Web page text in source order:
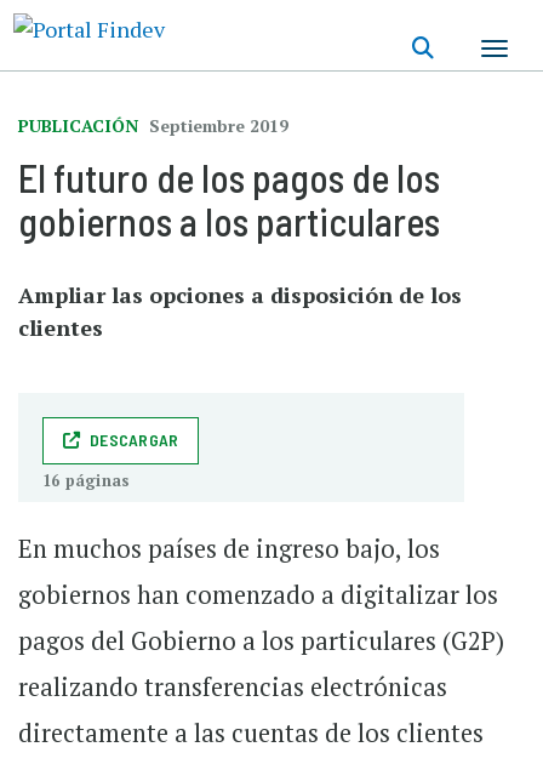
principal
PUBLICACIÓN Septiembre 2019
El futuro de los pagos de los
gobiernos a los particulares
Ampliar las opciones a disposición de los
clientes
DESCARGAR
16 páginas
En muchos países de ingreso bajo, los
gobiernos han comenzado a digitalizar los
pagos del Gobierno a los particulares (G2P)
realizando transferencias electrónicas
directamente a las cuentas de los clientes